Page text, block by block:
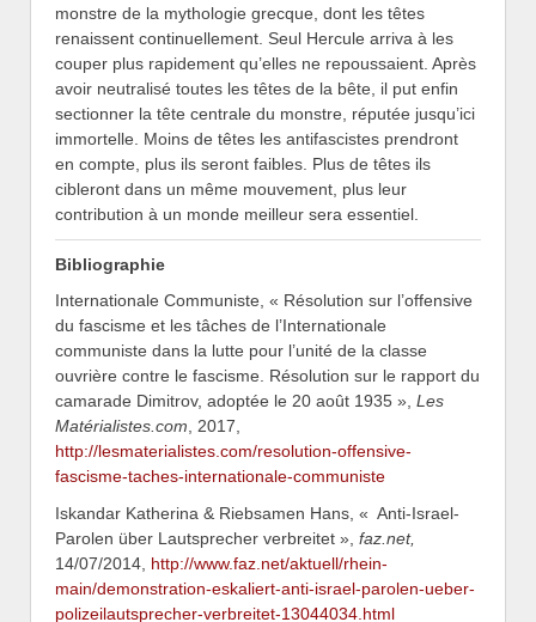
monstre de la mythologie grecque, dont les têtes
renaissent continuellement. Seul Hercule arriva à les
couper plus rapidement qu’elles ne repoussaient. Après
avoir neutralisé toutes les têtes de la bête, il put enfin
sectionner la tête centrale du monstre, réputée jusqu’ici
immortelle. Moins de têtes les antifascistes prendront
en compte, plus ils seront faibles. Plus de têtes ils
cibleront dans un même mouvement, plus leur
contribution à un monde meilleur sera essentiel.
Bibliographie
Internationale Communiste, « Résolution sur l’offensive
du fascisme et les tâches de l’Internationale
communiste dans la lutte pour l’unité de la classe
ouvrière contre le fascisme. Résolution sur le rapport du
camarade Dimitrov, adoptée le 20 août 1935 », Les
Matérialistes.com, 2017,
http://lesmaterialistes.com/resolution-offensive-
fascisme-taches-internationale-communiste
Iskandar Katherina & Riebsamen Hans, « Anti-Israel-
Parolen über Lautsprecher verbreitet », faz.net,
14/07/2014, http://www.faz.net/aktuell/rhein-
main/demonstration-eskaliert-anti-israel-parolen-ueber-
polizeilautsprecher-verbreitet-13044034.html